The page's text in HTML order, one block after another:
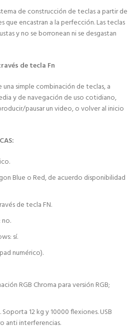
de construcción de teclas a partir de
que encastran a la perfección. Las teclas
y no se borronean ni se desgastan
de tecla Fn
simple combinación de teclas, a
y de navegación de uso cotidiano,
pausar un video, o volver al inicio
Blue o Red, de acuerdo disponibilidad
de tecla FN.
sí.
numérico).
RGB Chroma para versión RGB;
12 kg y 10000 flexiones. USB
anti interferencias.